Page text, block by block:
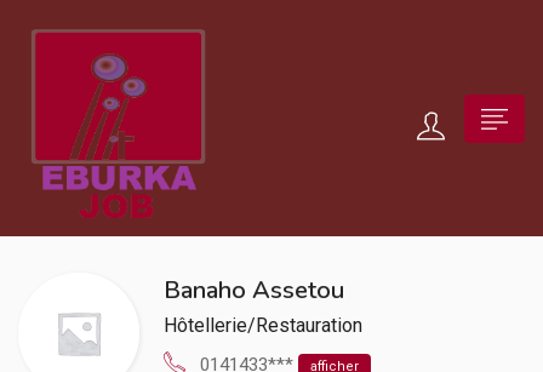
Banaho Assetou
Hôtellerie/Restauration
0141433*** afficher